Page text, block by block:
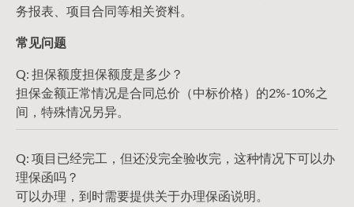
务报表、项目合同等相关资料。
常见问题
Q: 担保额度担保额度是多少？
担保金额正常情况是合同总价（中标价格）的2%-10%之
间，特殊情况另异。
Q: 项目已经完工，但还没完全验收完，这种情况下可以办
理保函吗？
可以办理，到时需要提供关于办理保函说明。